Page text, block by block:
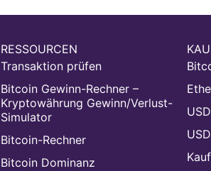
RESSOURCEN
Transaktion prüfen
Bitcoin Gewinn-Rechner –
Kryptowährung Gewinn/Verlust-
Simulator
Bitcoin-Rechner
Bitcoin Dominanz